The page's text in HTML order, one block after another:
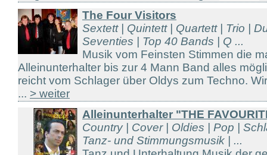
The Four Visitors
Sextett | Quintett | Quartett | Trio |
Seventies | Top 40 Bands | Q ...
Musik vom Feinsten Stimmen die
Alleinunterhalter bis zur 4 Mann Band alles
reicht vom Schlager über Oldys zum Techno.
... > weiter
Alleinunterhalter "THE
Country | Cover | Oldies | Pop |
Tanz- und Stimmungsmusik | ...